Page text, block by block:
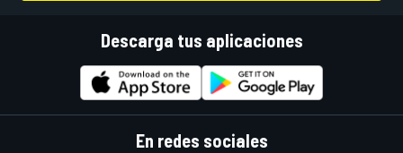
Descarga tus aplicaciones
En redes sociales